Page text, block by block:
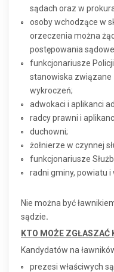
sądach oraz w
osoby wchodzące w
orzeczenia można
postępowania
funkcjonariusze
stanowiska związane
wykroczeń;
adwokaci i aplikanci
radcy prawni i
duchowni;
żołnierze w czynnej
funkcjonariusze
radni gminy, powiatu i
Nie można być
sądzie.
KTO MOŻE ZGŁASZAĆ
Kandydatów na
prezesi właściwych